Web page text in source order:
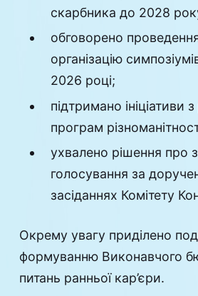
скарбника до 2028
обговорено
організацію
2026 році;
підтримано ініціативи
програм
ухвалено рішення про
голосування за
засіданнях Комітету
Окрему увагу приділено
формуванню Виконавчого
питань ранньої кар’єри.